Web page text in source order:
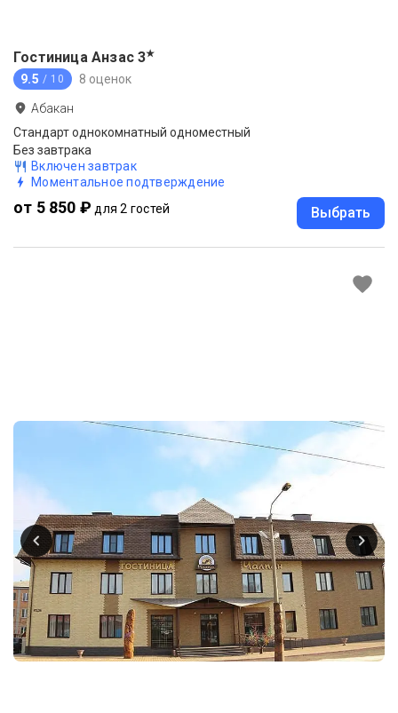
Гостиница Анзас 3★
9.5 / 10 8 оценок
Абакан
Стандарт однокомнатный одноместный
Без завтрака
Включен завтрак
Моментальное подтверждение
от 5 850 ₽ для 2 гостей Выбрать